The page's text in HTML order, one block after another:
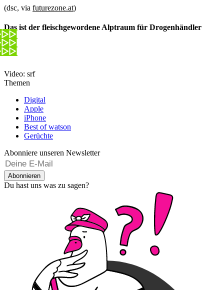
(dsc, via futurezone.at)
Das ist der fleischgewordene Alptraum für Drogenhändler
Video: srf
Themen
Digital
Apple
iPhone
Best of watson
Gerüchte
Abonniere unseren Newsletter
Abonnieren
Du hast uns was zu sagen?